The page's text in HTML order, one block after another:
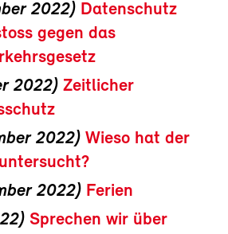
2022) Datenschutz
gegen das
2022) Zeitlicher
2022) Wieso hat der
2022) Ferien
Sprechen wir über